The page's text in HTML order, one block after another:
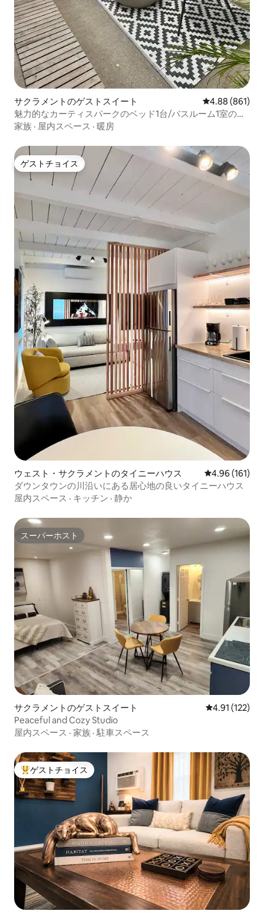
サクラメントのゲストスイート レビュー861
4.88 (861)
魅力的なカーティスパークのベッド1台/バスルーム1室のプ
ライベートユニット、エアコン付き
家族 · 屋内スペース · 暖房
ゲストチョイス
ゲストチョイス
ウェスト・サクラメントのタイニーハウス レビュー161
4.96 (161)
ダウンタウンの川沿いにある居心地の良いタイニーハウス
屋内スペース · キッチン · 静か
スーパーホスト
スーパーホスト
サクラメントのゲストスイート レビュー122
4.91 (122)
Peaceful and Cozy Studio
屋内スペース · 家族 ·駐車スペース
大好評のゲストチョイスです。
ゲストチョイス